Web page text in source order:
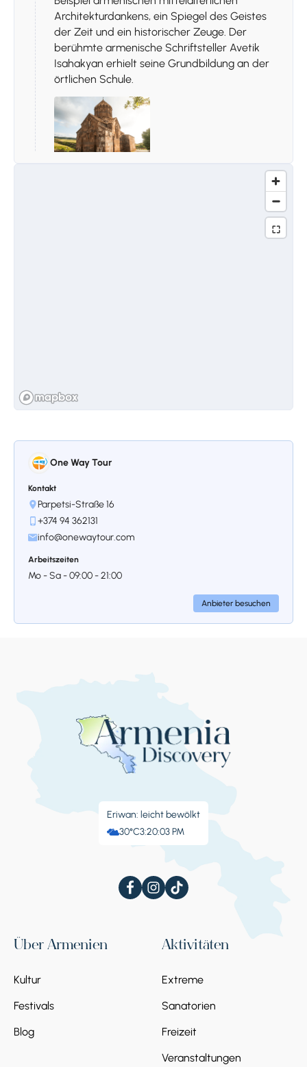
Architekturdankens, ein Spiegel des Geistes
der Zeit und ein historischer Zeuge. Der
berühmte armenische Schriftsteller Avetik
Isahakyan erhielt seine Grundbildung an der
örtlichen Schule.
sie in ihrer Stadt. Die Yot-Verk-Kirche, die den
Stoppen 3.
St. Nshan ist die drittgrößte Kirche in Gyumri.
Sie ist eine weitere Kirche aus dem 19.
Jahrhundert, die den armenischen Stil
AMENAPRKITCH
Die 1873 erbaute Kirche wiederholt den
Haupttempel von Ani, der ehemaligen
während der Sowjetjahre als Philharmonie.
Der 36 Meter hohe riesige Tempel wurde
Schwarze Festung
Die Schwarze Festung ist eine
One Way Tour
Kontakt
Parpetsi-Straße 16
+374 94 362131
info@onewaytour.com
Arbeitszeiten
Mo - Sa - 09:00 - 21:00
Anbieter besuchen
Eriwan: leicht bewölkt
30°C3:20:04 PM
Über Armenien
Kultur
Festivals
Blog
Aktivitäten
Extreme
Sanatorien
Freizeit
Veranstaltungen